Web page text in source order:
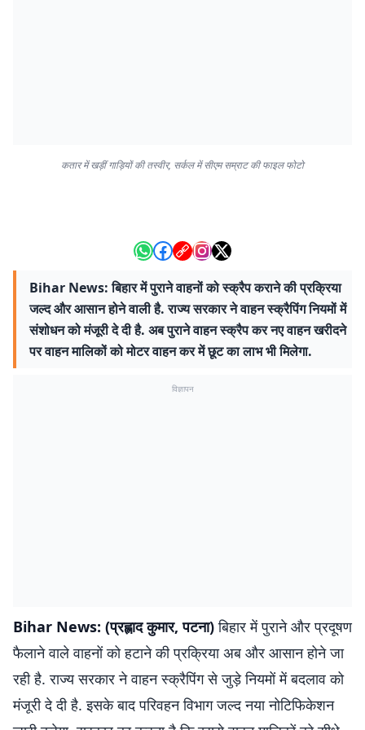
कतार में खड़ीं गाड़ियों की तस्वीर, सर्कल में सीएम सम्राट की फाइल फोटो
Bihar News: बिहार में पुराने वाहनों को स्क्रैप कराने की प्रक्रिया
जल्द और आसान होने वाली है. राज्य सरकार ने वाहन स्क्रैपिंग नियमों में
संशोधन को मंजूरी दे दी है. अब पुराने वाहन स्क्रैप कर नए वाहन खरीदने
पर वाहन मालिकों को मोटर वाहन कर में छूट का लाभ भी मिलेगा.
विज्ञापन
Bihar News: (प्रह्लाद कुमार, पटना)बिहार में पुराने और प्रदूषण
फैलाने वाले वाहनों को हटाने की प्रक्रिया अब और आसान होने जा
रही है. राज्य सरकार ने वाहन स्क्रैपिंग से जुड़े नियमों में बदलाव को
मंजूरी दे दी है. इसके बाद परिवहन विभाग जल्द नया नोटिफिकेशन